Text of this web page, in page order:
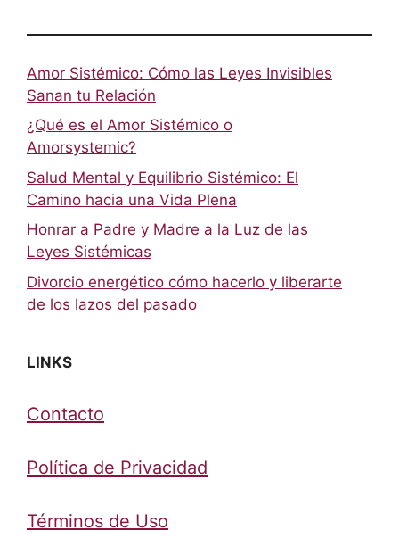
Amor Sistémico: Cómo las Leyes Invisibles
Sanan tu Relación
¿Qué es el Amor Sistémico o
Amorsystemic?
Salud Mental y Equilibrio Sistémico: El
Camino hacia una Vida Plena
Honrar a Padre y Madre a la Luz de las
Leyes Sistémicas
Divorcio energético cómo hacerlo y liberarte
de los lazos del pasado
LINKS
Contacto
Política de Privacidad
Términos de Uso